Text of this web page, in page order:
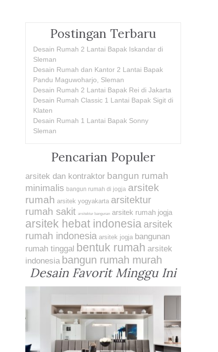
Postingan Terbaru
Desain Rumah 2 Lantai Bapak Iskandar di
Sleman
Desain Rumah dan Kantor 2 Lantai Bapak
Pandu Maguwoharjo, Sleman
Desain Rumah 2 Lantai Bapak Rei di Jakarta
Desain Rumah Classic 1 Lantai Bapak Sigit di
Klaten
Desain Rumah 1 Lantai Bapak Sonny
Sleman
Pencarian Populer
arsitek dan kontraktor bangun rumah
minimalis bangun rumah di jogja arsitek
rumah arsitek yogyakarta arsitektur
rumah sakit arsitektur bangunan arsitek rumah jogja
arsitek hebat indonesia arsitek
rumah indonesia arsitek jogja bangunan
rumah tinggal bentuk rumah arsitek
indonesia bangun rumah murah
Desain Favorit Minggu Ini